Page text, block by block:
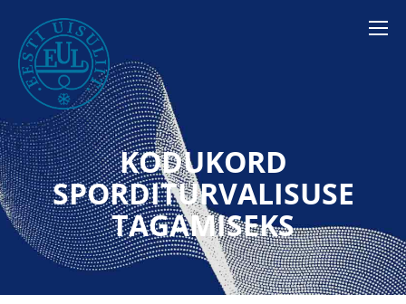
KODUKORD
SPORDITURVALISUSE
TAGAMISEKS